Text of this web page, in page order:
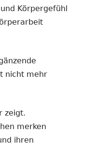
Körpergefühl
nicht mehr
zeigt.
merken
ihren